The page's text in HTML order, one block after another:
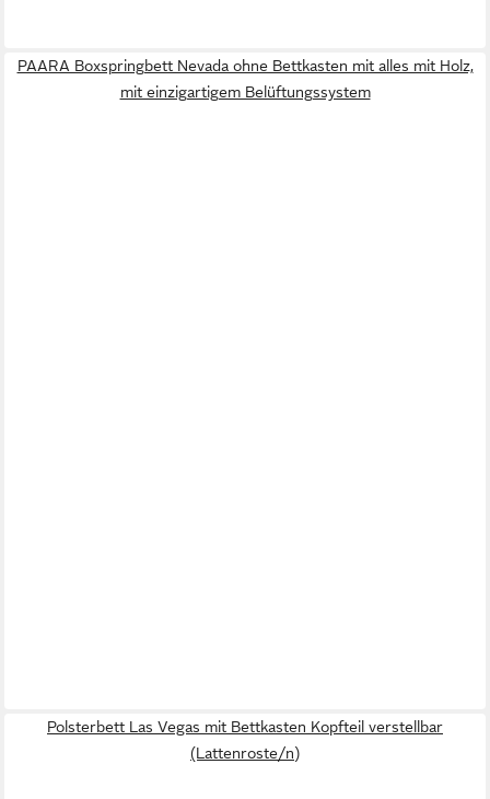
PAARA Boxspringbett Nevada ohne Bettkasten mit alles mit Holz,
mit einzigartigem Belüftungssystem
Polsterbett Las Vegas mit Bettkasten Kopfteil verstellbar
(Lattenroste/n)